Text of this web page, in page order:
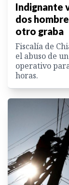
Indignante
dos
otro graba
Fiscalía de
el abuso de
operativo
horas.